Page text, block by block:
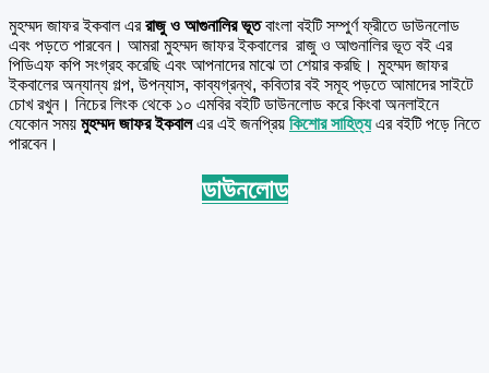
মুহম্মদ জাফর ইকবাল এররাজু ও আগুনালির ভূতবাংলা বইটি সম্পুর্ণ ফ্রীতে ডাউনলোড
এবং পড়তে পারবেন। আমরা মুহম্মদ জাফর ইকবালের রাজু ও আগুনালির ভূত বই এর
পিডিএফ কপি সংগ্রহ করেছি এবং আপনাদের মাঝে তা শেয়ার করছি। মুহম্মদ জাফর
ইকবালের অন্যান্য গল্প, উপন্যাস, কাব্যগ্রন্থ, কবিতার বই সমূহ পড়তে আমাদের সাইটে
চোখ রখুন। নিচের লিংক থেকে ১০ এমবির বইটি ডাউনলোড করে কিংবা অনলাইনে
যেকোন সময় মুহম্মদ জাফর ইকবালএর এই জনপ্রিয় কিশোর সাহিত্যএর বইটি পড়ে নিতে
পারবেন।
ডাউনলোড